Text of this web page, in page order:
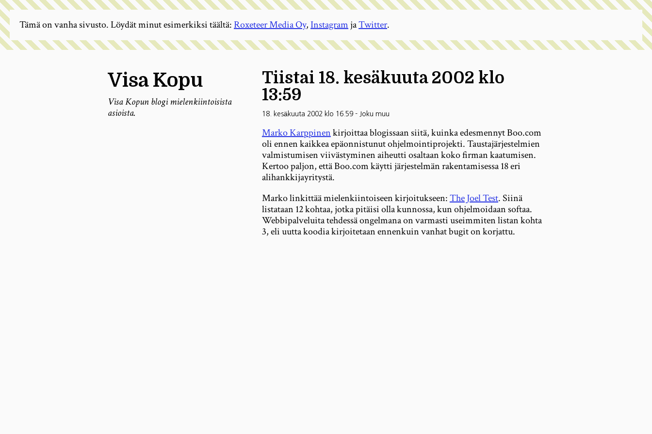
Visa Kopu
Visa Kopun blogi mielenkiintoisista
asioista.
Tiistai 18. kesäkuuta 2002 klo
13:59
18. kesäkuuta 2002 klo 16.59- Joku muu
Marko Karppinenkirjoittaa blogissaan siitä, kuinka edesmennyt Boo.com
oli ennen kaikkea epäonnistunut ohjelmointiprojekti. Taustajärjestelmien
valmistumisen viivästyminen aiheutti osaltaan koko firman kaatumisen.
Kertoo paljon, että Boo.com käytti järjestelmän rakentamisessa 18 eri
alihankkijayritystä.
Marko linkittää mielenkiintoiseen kirjoitukseen:The Joel Test. Siinä
listataan 12 kohtaa, jotka pitäisi olla kunnossa, kun ohjelmoidaan softaa.
Webbipalveluita tehdessä ongelmana on varmasti useimmiten listan kohta
3, eli uutta koodia kirjoitetaan ennenkuin vanhat bugit on korjattu.
Tämä on vanha sivusto. Löydät minut esimerkiksi täältä:Roxeteer Media Oy,InstagramjaTwitter.